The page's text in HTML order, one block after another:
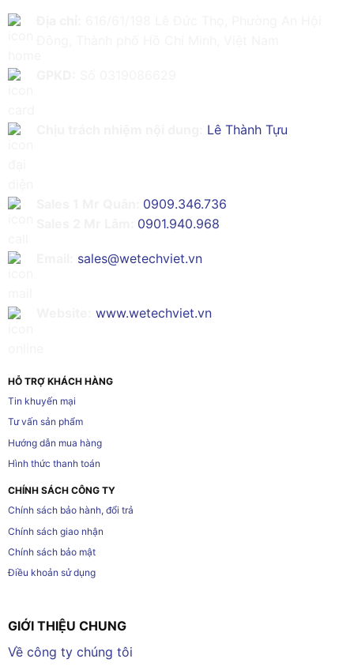
Lê Thành Tựu
0909.346.736
0901.940.968
sales@wetechviet.vn
www.wetechviet.vn
HỖ TRỢ KHÁCH HÀNG
Tin khuyến mại
Tư vấn sản phẩm
Hướng dẫn mua hàng
Hình thức thanh toán
CHÍNH SÁCH CÔNG TY
Chính sách bảo hành, đổi trả
Chính sách giao nhận
Chính sách bảo mật
Điều khoản sử dụng
GIỚI THIỆU CHUNG
Về công ty chúng tôi